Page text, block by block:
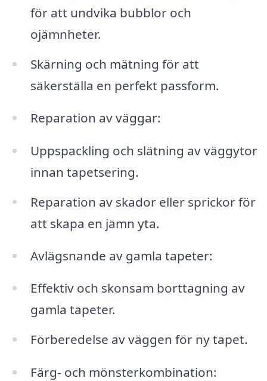
för att undvika bubblor och
ojämnheter.
Skärning och mätning för att
säkerställa en perfekt passform.
Reparation av väggar:
Uppspackling och slätning av väggytor
innan tapetsering.
Reparation av skador eller sprickor för
att skapa en jämn yta.
Avlägsnande av gamla tapeter:
Effektiv och skonsam borttagning av
gamla tapeter.
Förberedelse av väggen för ny tapet.
Färg- och mönsterkombination: